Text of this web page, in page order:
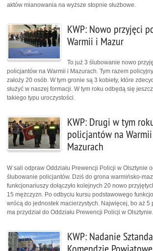
aktów mianowania na wyższe stopnie służbowe.
KWP: Nowo przyjęci
Warmii i Mazur
To już 3 ślubowanie nowo
policjantów na Warmii i Mazurach. Tym razem
założy 20 osób. W tym gronie są 3 kobiety, które
służyć w naszej formacji. W tym roku odbędą się
takiego typu uroczystości.
KWP: Drugi w tym
policjantów na
Mazurach
W sali odpraw Oddziału Prewencji Policji w Olsztynie
ślubowanie policjantów. Dziś do grona warmińsko-
funkcjonariuszy dołączyło kolejnych 20 nowo
15 mężczyzn. Po odbyciu kursu podstawowego
wrócą do jednostek macierzystych. Najwięcej, bo aż 5
ma przydział do Oddziału Prewencji Policji w Olsztynie.
KWP: Nadanie